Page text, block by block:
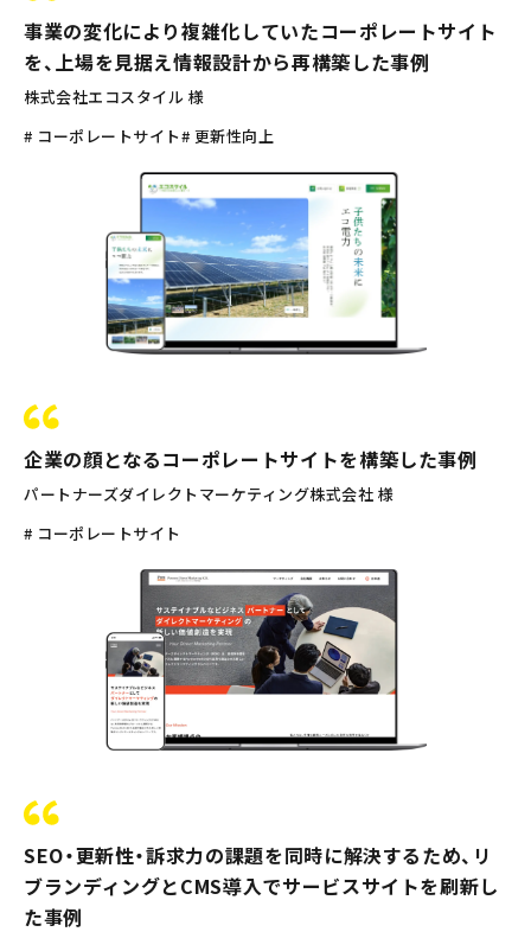
事業の変化により複雑化していたコーポレートサイト
を、上場を見据え情報設計から再構築した事例
株式会社エコスタイル 様
# コーポレートサイト# 更新性向上
企業の顔となるコーポレートサイトを構築した事例
パートナーズダイレクトマーケティング株式会社 様
# コーポレートサイト
SEO・更新性・訴求力の課題を同時に解決するため、リ
ブランディングとCMS導入でサービスサイトを刷新し
た事例